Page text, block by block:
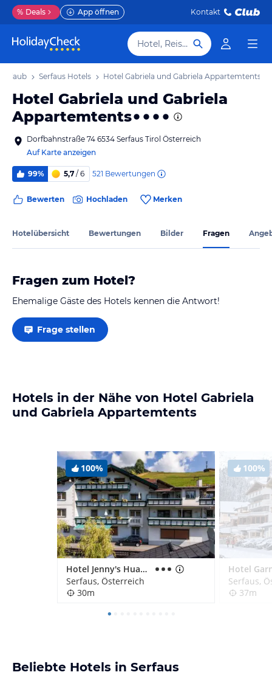
% Deals App öffnen Kontakt
Hotel, Reiseziel
Urlaub Serfaus Hotels Hotel Gabriela und Gabriela Appartemtents
Hotel Gabriela und Gabriela
Appartemtents
Dorfbahnstraße 74 6534 Serfaus Tirol Österreich
Auf Karte anzeigen
99% 5,7 / 6 521 Bewertungen
Bewerten Hochladen Merken
Hotelübersicht Bewertungen Bilder Fragen
Fragen zum Hotel?
Ehemalige Gäste des Hotels kennen die Antwort!
Frage stellen
Hotels in der Nähe von Hotel Gabriela
und Gabriela Appartemtents
100%
Hotel Jenny's Huamatl
Serfaus, Österreich
30m
100%
Serfaus,
37m
Beliebte Hotels in Serfaus